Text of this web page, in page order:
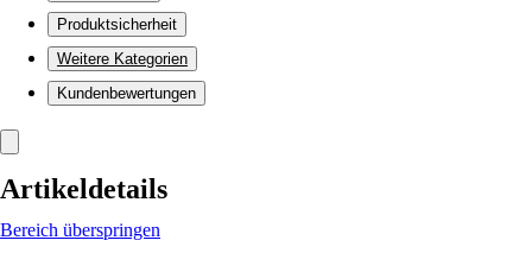
Produktsicherheit
Weitere Kategorien
Kundenbewertungen
Artikeldetails
Bereich überspringen